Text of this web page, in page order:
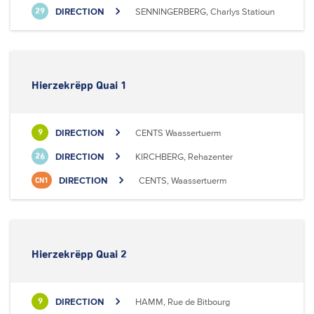
29 DIRECTION SENNINGERBERG, Charlys Statioun
Hierzekrëpp Quai 1
9 DIRECTION CENTS Waassertuerm
26 DIRECTION KIRCHBERG, Rehazenter
CN1 DIRECTION CENTS, Waassertuerm
Hierzekrëpp Quai 2
9 DIRECTION HAMM, Rue de Bitbourg